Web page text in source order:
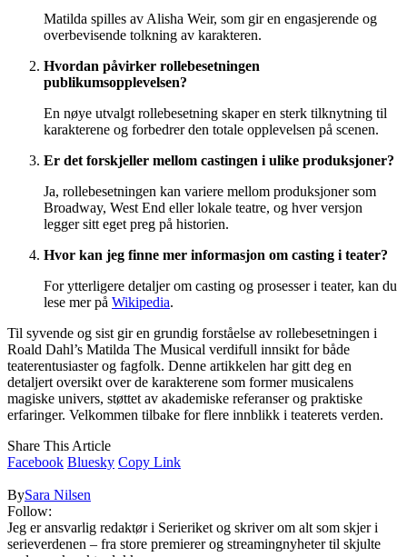
Matilda spilles av Alisha Weir, som gir en engasjerende og
overbevisende tolkning av karakteren.
Hvordan påvirker rollebesetningen
publikumsopplevelsen?
En nøye utvalgt rollebesetning skaper en sterk tilknytning til
karakterene og forbedrer den totale opplevelsen på scenen.
Er det forskjeller mellom castingen i ulike produksjoner?
Ja, rollebesetningen kan variere mellom produksjoner som
Broadway, West End eller lokale teatre, og hver versjon
legger sitt eget preg på historien.
Hvor kan jeg finne mer informasjon om casting i teater?
For ytterligere detaljer om casting og prosesser i teater, kan du
lese mer på Wikipedia.
Til syvende og sist gir en grundig forståelse av rollebesetningen i
Roald Dahl’s Matilda The Musical verdifull innsikt for både
teaterentusiaster og fagfolk. Denne artikkelen har gitt deg en
detaljert oversikt over de karakterene som former musicalens
magiske univers, støttet av akademiske referanser og praktiske
erfaringer. Velkommen tilbake for flere innblikk i teaterets verden.
Share This Article
Facebook Bluesky Copy Link
BySara Nilsen
Follow:
Jeg er ansvarlig redaktør i Serieriket og skriver om alt som skjer i
serieverdenen – fra store premierer og streamingnyheter til skjulte